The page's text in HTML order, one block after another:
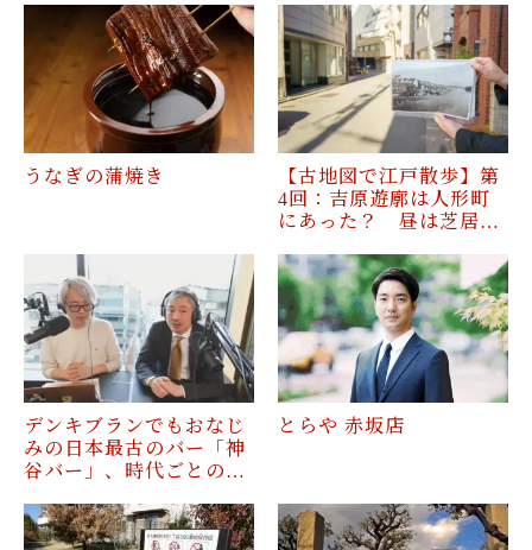
うなぎの蒲焼き
【古地図で江戸散歩】第
4回：吉原遊廓は人形町
にあった？ 昼は芝居…
デンキブランでもおなじ
みの日本最古のバー「神
谷バー」、時代ごとの…
とらや 赤坂店